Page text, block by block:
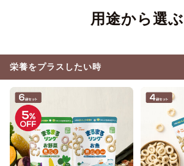
用途から選ぶ
栄養をプラスしたい時